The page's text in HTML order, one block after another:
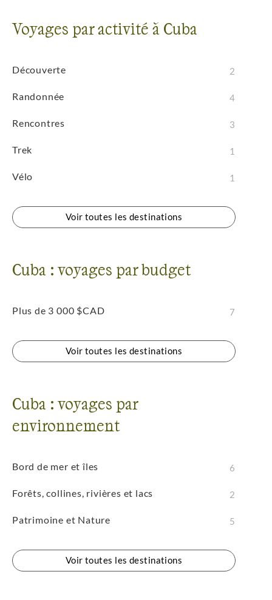
Voyages par activité à Cuba
Découverte 2
Randonnée 4
Rencontres 3
Trek 1
Vélo 1
Voir toutes les destinations
Cuba : voyages par budget
Plus de 3 000 $CAD 7
Voir toutes les destinations
Cuba : voyages par
environnement
Bord de mer et îles 6
Forêts, collines, rivières et lacs 2
Patrimoine et Nature 5
Voir toutes les destinations